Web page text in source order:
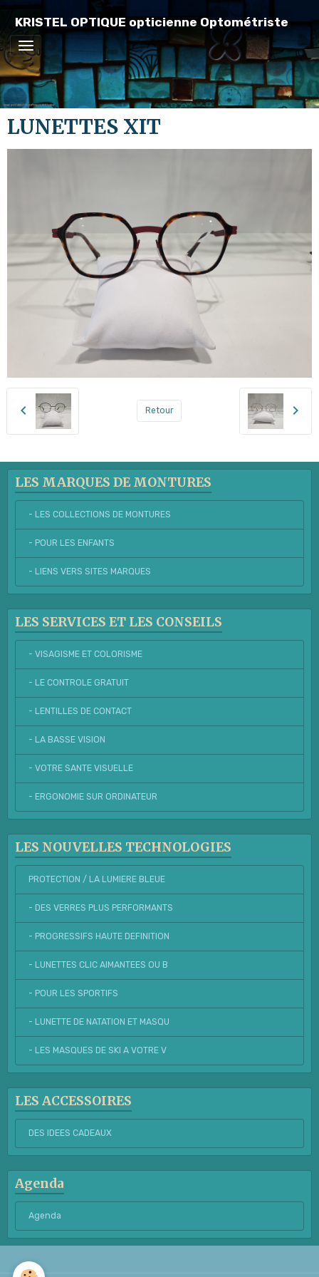
KRISTEL OPTIQUE opticienne Optométriste
LUNETTES XIT
Retour
LES MARQUES DE MONTURES
- LES COLLECTIONS DE MONTURES
- POUR LES ENFANTS
- LIENS VERS SITES MARQUES
LES SERVICES ET LES CONSEILS
- VISAGISME ET COLORISME
- LE CONTROLE GRATUIT
- LENTILLES DE CONTACT
- LA BASSE VISION
- VOTRE SANTE VISUELLE
- ERGONOMIE SUR ORDINATEUR
LES NOUVELLES TECHNOLOGIES
PROTECTION / LA LUMIERE BLEUE
- DES VERRES PLUS PERFORMANTS
- PROGRESSIFS HAUTE DEFINITION
- LUNETTES CLIC AIMANTEES OU B
- POUR LES SPORTIFS
- LUNETTE DE NATATION ET MASQU
- LES MASQUES DE SKI A VOTRE V
LES ACCESSOIRES
DES IDEES CADEAUX
Agenda
Agenda